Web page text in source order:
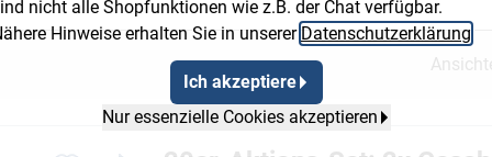
nicht alle Shopfunktionen wie z.B. der Chat verfügbar.
Hinweise erhalten Sie in unserer Datenschutzerklärung
Ich akzeptiere
Nur essenzielle Cookies akzeptieren